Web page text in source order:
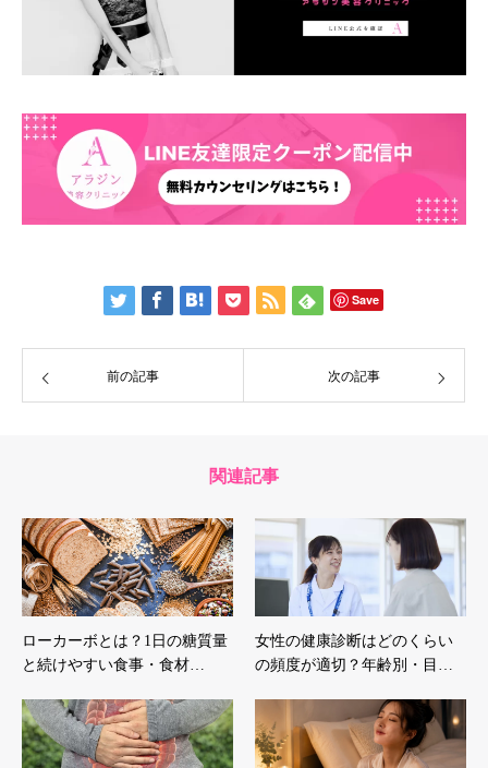
Save
前の記事 次の記事
関連記事
ローカーボとは？1日の糖質量
と続けやすい食事・食材…
女性の健康診断はどのくらい
の頻度が適切？年齢別・目…